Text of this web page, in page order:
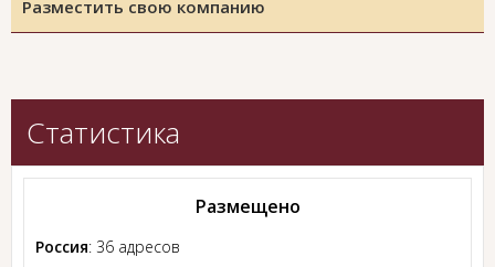
Разместить свою компанию
Статистика
Размещено
Россия: 36 адресов